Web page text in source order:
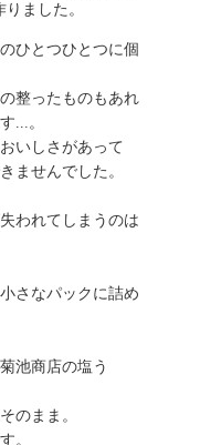
ました。
ひとつひとつに個
整ったものもあれ
...。
いしさがあって
ませんでした。
われてしまうのは
さなパックに詰め
池商店の塩う
のまま。
。